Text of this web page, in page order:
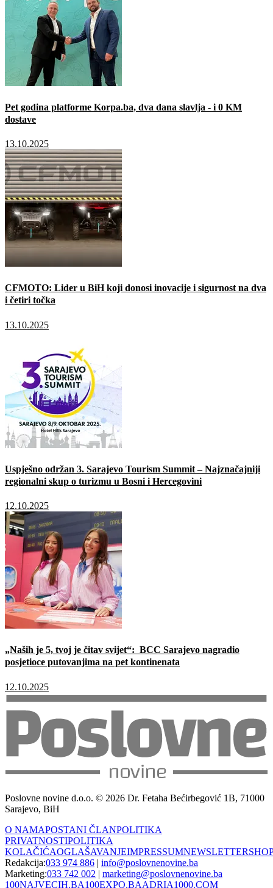
Pet godina platforme Korpa.ba, dva dana slavlja - i 0 KM
dostave
13.10.2025
CFMOTO: Lider u BiH koji donosi inovacije i sigurnost na dva
i četiri točka
13.10.2025
Uspješno održan 3. Sarajevo Tourism Summit – Najznačajniji
regionalni skup o turizmu u Bosni i Hercegovini
12.10.2025
„Naših je 5, tvoj je čitav svijet“: BCC Sarajevo nagradio
posjetioce putovanjima na pet kontinenata
12.10.2025
Poslovne novine d.o.o. © 2026 Dr. Fetaha Bećirbegović 1B, 71000
Sarajevo, BiH
O NAMAPOSTANI ČLANPOLITIKA
PRIVATNOSTIPOLITIKA
KOLAČIĆAOGLAŠAVANJEIMPRESSUMNEWSLETTER
Redakcija:033 974 886 | info@poslovnenovine.ba
Marketing:033 742 002 | marketing@poslovnenovine.ba
100NAJVECIH.BA100EXPO.BAADRIA1000.COM